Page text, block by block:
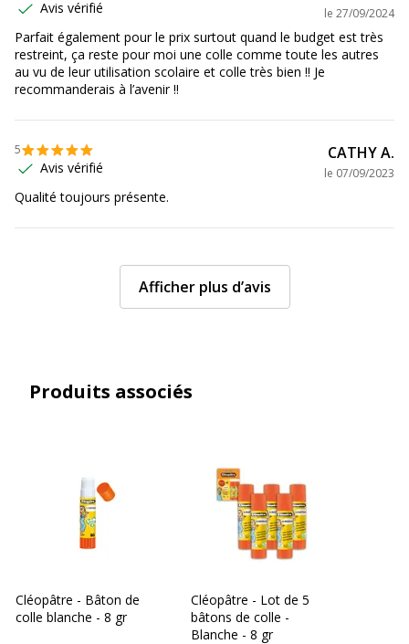
Avis vérifié le 27/09/2024
Parfait également pour le prix surtout quand le budget est très
restreint, ça reste pour moi une colle comme toute les autres
au vu de leur utilisation scolaire et colle très bien !! Je
recommanderais à l’avenir !!
5
Avis vérifié
CATHY A.
le 07/09/2023
Qualité toujours présente.
Afficher plus d’avis
Produits associés
Cléopâtre - Bâton de
colle blanche - 8 gr
Cléopâtre - Lot de 5
bâtons de colle -
Blanche - 8 gr